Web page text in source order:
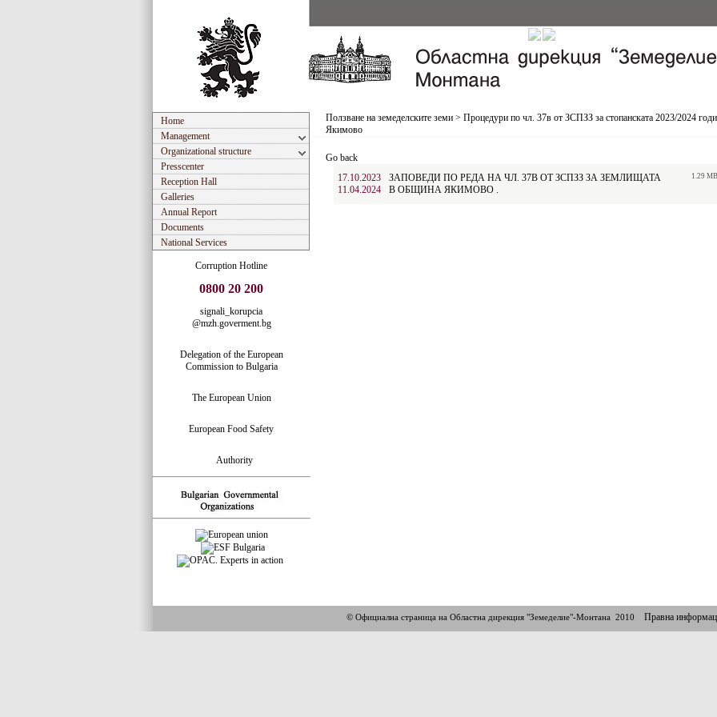
Home
Management
Organizational structure
Presscenter
Reception Hall
Galleries
Annual Report
Documents
National Services
Corruption Hotline
0800 20 200
signali_korupcia
@mzh.goverment.bg
Delegation of the European
Commission to Bulgaria
The European Union
European Food Safety
Authority
Ползване на земеделските земи > Процедури по чл. 37в от ЗСПЗЗ за стопанската 2023/2024
Якимово
Go back
17.10.2023
11.04.2024
ЗАПОВЕДИ ПО РЕДА НА ЧЛ. 37В ОТ ЗСПЗЗ ЗА ЗЕМЛИЩАТА
В ОБЩИНА ЯКИМОВО .
1.29 MB
© Официална страница на Областна дирекция "Земеделие"-Монтана 2010 Правна